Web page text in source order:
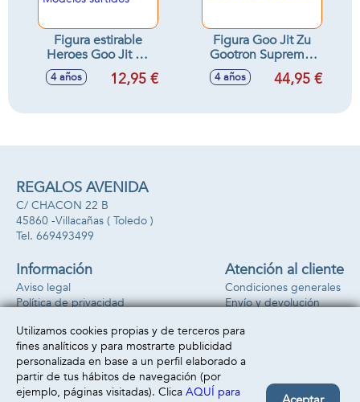
Figura estirable
Heroes Goo Jit Zu
Meteor Madness
22x15x8 cm -
4 años 12,95 €
Figura Goo Jit Zu
Gootron Supremo.
Con 35 efectos de
luz y sonido.
4 años 44,95 €
REGALOS AVENIDA
C/ CHACON 22 B
45860 -Villacañas ( Toledo )
669493499
Información
Aviso legal
Política de privacidad
Atención al cliente
Condiciones generales
Envío y devolución
Formas de pago
Utilizamos cookies propias y de terceros para
fines analíticos y para mostrarte publicidad
personalizada en base a un perfil elaborado a
partir de tus hábitos de navegación (por
ejemplo, páginas visitadas). Clica AQUÍ para